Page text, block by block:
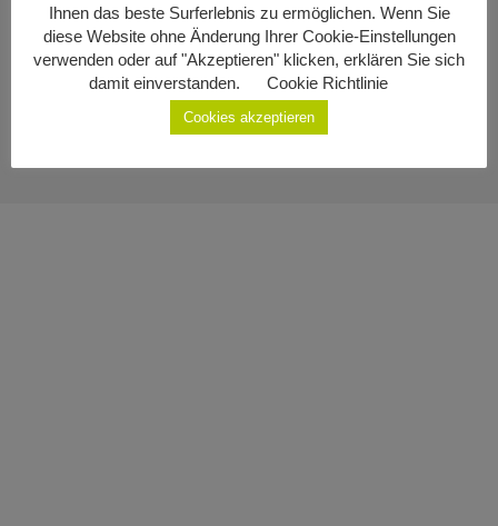
Geburten
Staatsbürgerschaft
Impressum
Datenschutzerklärung
Ihnen das beste Surferlebnis zu ermöglichen. Wenn Sie
diese Website ohne Änderung Ihrer Cookie-Einstellungen
verwenden oder auf "Akzeptieren" klicken, erklären Sie sich
damit einverstanden.
Cookie Richtlinie
Cookies akzeptieren